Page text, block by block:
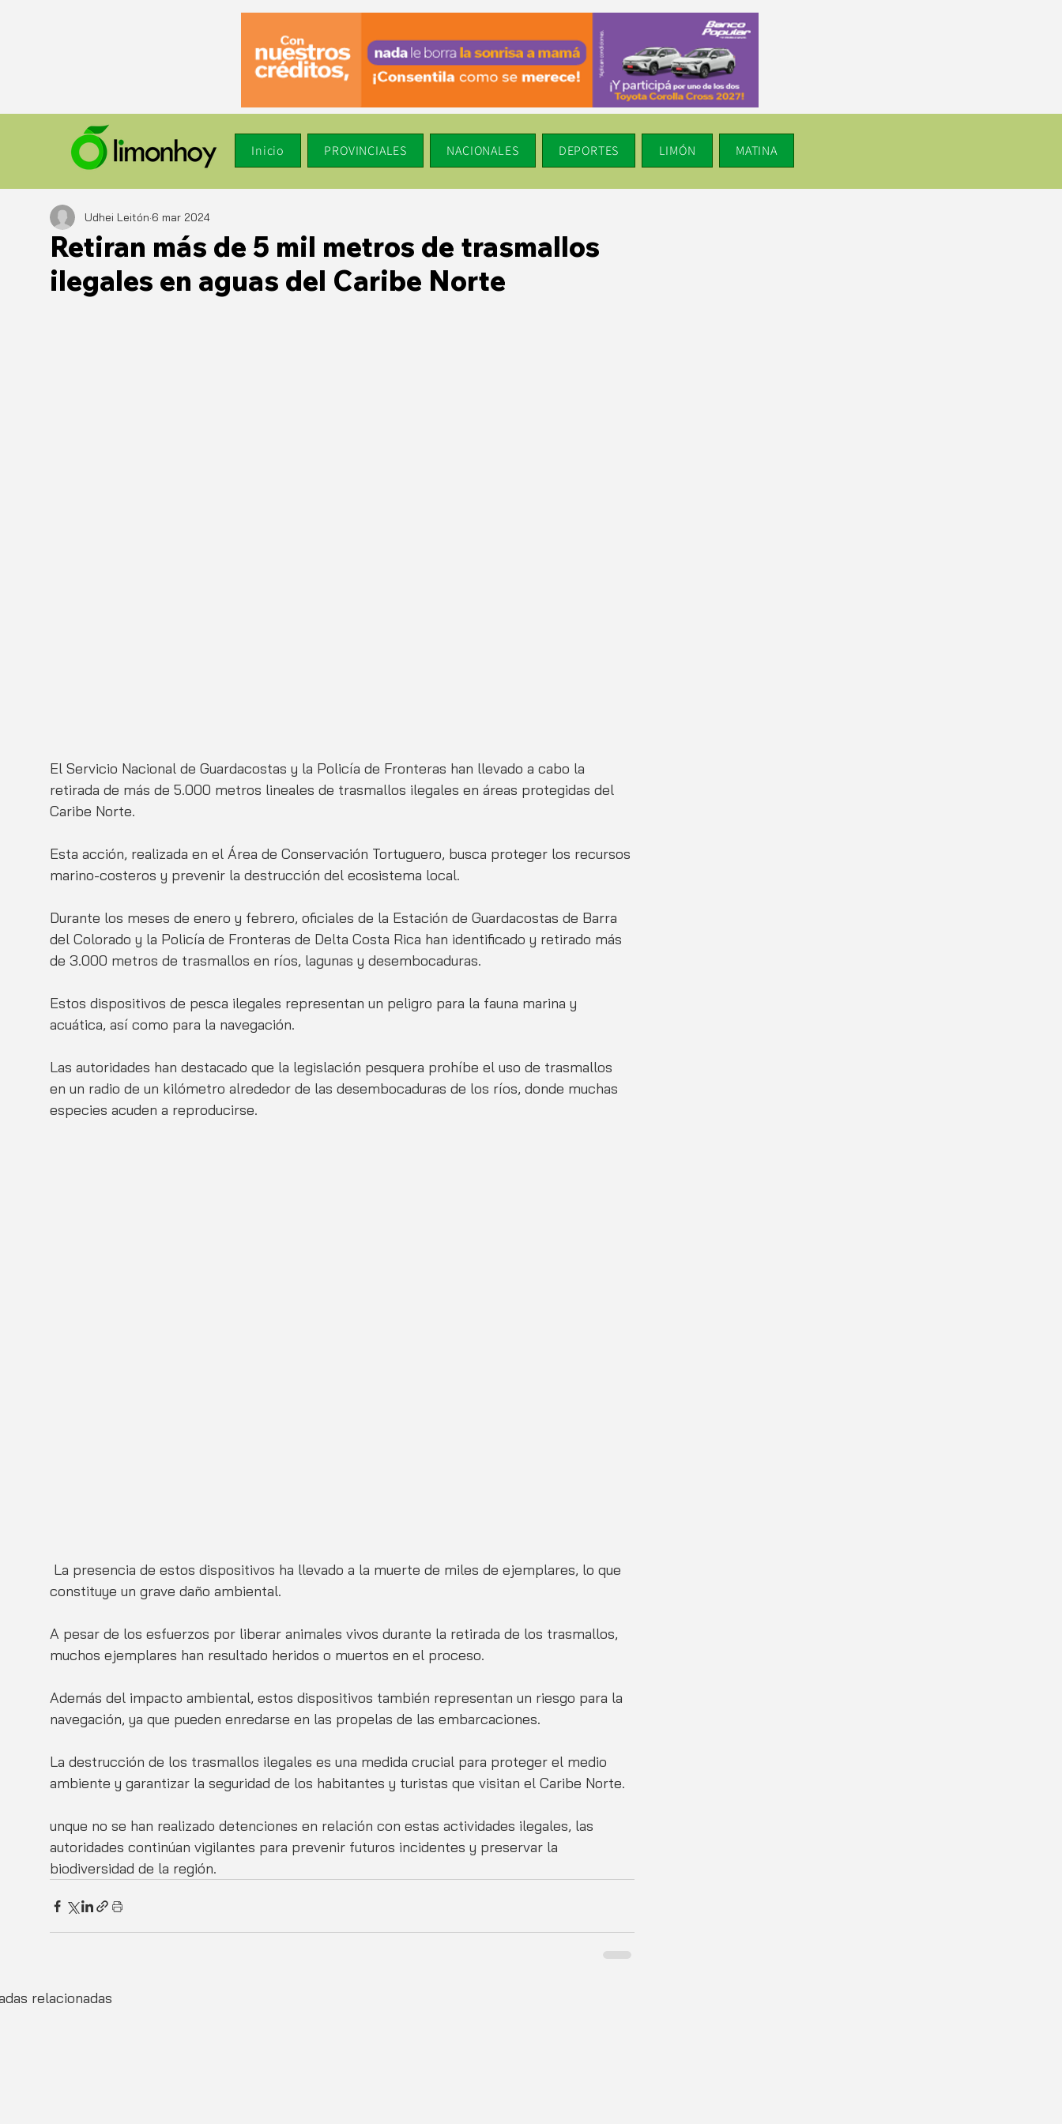
Inicio PROVINCIALES NACIONALES DEPORTES LIMÓN MATINA
Retiran más de 5 mil metros de trasmallos
ilegales en aguas del Caribe Norte
Udhei Leitón 6 mar 2024
El Servicio Nacional de Guardacostas y la Policía de Fronteras han llevado a cabo la
retirada de más de 5.000 metros lineales de trasmallos ilegales en áreas protegidas del
Caribe Norte.
Esta acción, realizada en el Área de Conservación Tortuguero, busca proteger los recursos
marino-costeros y prevenir la destrucción del ecosistema local.
Durante los meses de enero y febrero, oficiales de la Estación de Guardacostas de Barra
del Colorado y la Policía de Fronteras de Delta Costa Rica han identificado y retirado más
de 3.000 metros de trasmallos en ríos, lagunas y desembocaduras.
Estos dispositivos de pesca ilegales representan un peligro para la fauna marina y
acuática, así como para la navegación.
Las autoridades han destacado que la legislación pesquera prohíbe el uso de trasmallos
en un radio de un kilómetro alrededor de las desembocaduras de los ríos, donde muchas
especies acuden a reproducirse.
constituye un grave daño ambiental.
A pesar de los esfuerzos por liberar animales vivos durante la retirada de los trasmallos,
muchos ejemplares han resultado heridos o muertos en el proceso.
Además del impacto ambiental, estos dispositivos también representan un riesgo para la
navegación, ya que pueden enredarse en las propelas de las embarcaciones.
La destrucción de los trasmallos ilegales es una medida crucial para proteger el medio
ambiente y garantizar la seguridad de los habitantes y turistas que visitan el Caribe Norte.
unque no se han realizado detenciones en relación con estas actividades ilegales, las
autoridades continúan vigilantes para prevenir futuros incidentes y preservar la
biodiversidad de la región.
relacionadas